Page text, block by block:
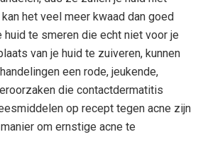
het veel meer kwaad dan goed
huid te smeren die echt niet voor je
van je huid te zuiveren, kunnen
een rode, jeukende,
die contactdermatitis
op recept tegen acne zijn
om ernstige acne te